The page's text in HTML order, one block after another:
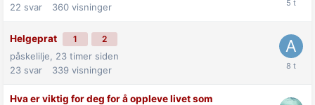
22 svar 360 visninger
Helgeprat 1 2
påskelilje, 23 timer siden
23 svar 339 visninger
Hva er viktig for deg for å oppleve livet som